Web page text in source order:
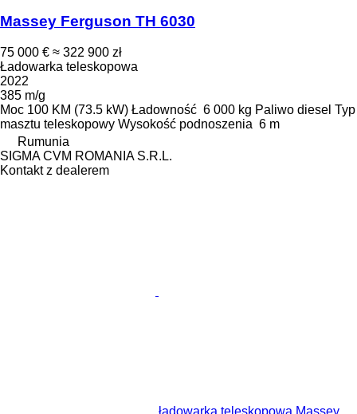
Massey Ferguson TH 6030
75 000 € ≈ 322 900 zł
Ładowarka teleskopowa
2022
385 m/g
Moc 100 KM (73.5 kW) Ładowność 6 000 kg Paliwo diesel Typ
masztu teleskopowy Wysokość podnoszenia 6 m
Rumunia
SIGMA CVM ROMANIA S.R.L.
Kontakt z dealerem
ładowarka teleskopowa Massey